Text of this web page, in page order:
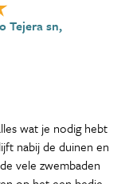
Tejera sn,
wat je nodig hebt
nabij de duinen en
vele zwembaden